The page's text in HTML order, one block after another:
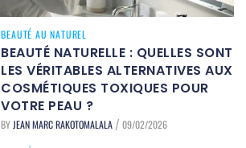
BEAUTÉ AU NATUREL
BEAUTÉ NATURELLE : QUELLES SONT
LES VÉRITABLES ALTERNATIVES AUX
COSMÉTIQUES TOXIQUES POUR
VOTRE PEAU ?
BY JEAN MARC RAKOTOMALALA / 09/02/2026